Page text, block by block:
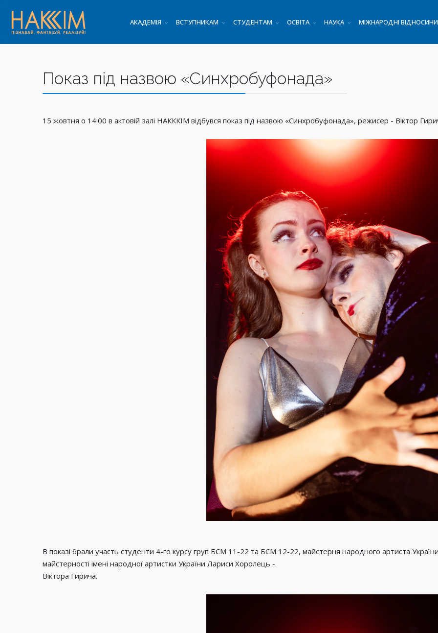
АКАДЕМІЯ ВСТУПНИКАМ СТУДЕНТАМ ОСВІТА НАУКА МІЖНАРОДНІ ВІДНОСИНИ
Показ під назвою «Синхробуфонада»
15 жовтня о 14:00 в актовій залі НАКККІМ відбувся показ під назвою «Синхробуфонада», режисер - Віктор
В показі брали участь студенти 4-го курсу груп БСМ 11-22 та БСМ 12-22, майстерня народного артиста
майстерності імені народної артистки України Лариси Хоролець -
Віктора Гирича.